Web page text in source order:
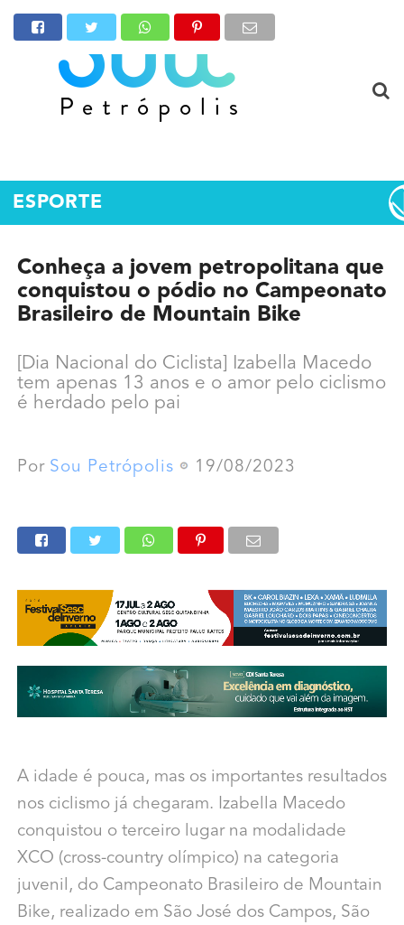
ESPORTE
Conheça a jovem petropolitana que
conquistou o pódio no Campeonato
Brasileiro de Mountain Bike
[Dia Nacional do Ciclista] Izabella Macedo
tem apenas 13 anos e o amor pelo ciclismo
é herdado pelo pai
Por Sou Petrópolis 19/08/2023
A idade é pouca, mas os importantes resultados
nos ciclismo já chegaram. Izabella Macedo
conquistou o terceiro lugar na modalidade
XCO (cross-country olímpico) na categoria
juvenil, do Campeonato Brasileiro de Mountain
Bike, realizado em São José dos Campos, São